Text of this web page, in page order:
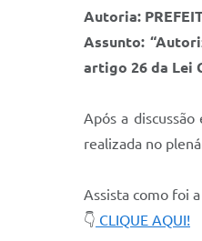
Autoria:
Assunto:
artigo 26 da Lei
Após a
realizada no
Assista como foi
👇 CLIQUE AQUI!